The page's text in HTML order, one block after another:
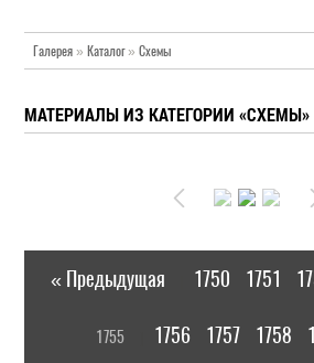
Галерея » Каталог» Схемы
МАТЕРИАЛЫ ИЗ КАТЕГОРИИ «СХЕМЫ»
« Предыдущая 1750 1751
1755 1756 1757 1758